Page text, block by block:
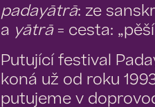
padayātrā: ze
a yātrā= cesta:
Putující festival
koná už od roku
putujeme v